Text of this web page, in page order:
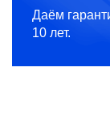
Даём
10 лет.